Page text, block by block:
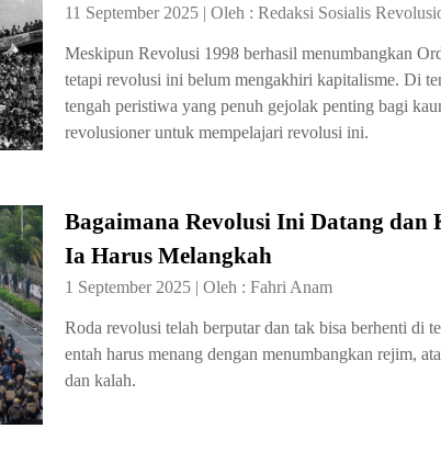
11 September 2025 | Oleh : Redaksi Sosialis
Meskipun Revolusi 1998 berhasil menumbangkan
tetapi revolusi ini belum mengakhiri kapitalisme. Di
tengah peristiwa yang penuh gejolak penting bagi
revolusioner untuk mempelajari revolusi ini.
Bagaimana Revolusi Ini Datang dan
Ia Harus Melangkah
1 September 2025 | Oleh : Fahri Anam
Roda revolusi telah berputar dan tak bisa berhenti di
entah harus menang dengan menumbangkan rejim,
dan kalah.